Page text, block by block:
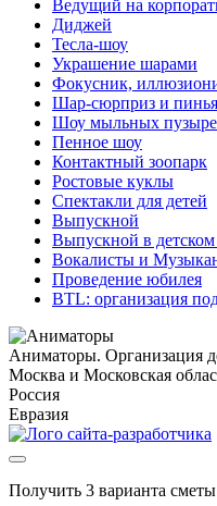
Ведущий на
Диджей
Тесла-шоу
Украшение шарами
Фокусник,
Шар-сюрприз и
Шоу мыльных
Пенное шоу
Контактный зоопарк
Ростовые куклы
Спектакли для детей
Выпускной
Выпускной в детском
Вокалисты и
Проведение юбилея
BTL: организация
Аниматоры. Организация
Москва и Московская
Россия
Евразия
Получить 3 варианта